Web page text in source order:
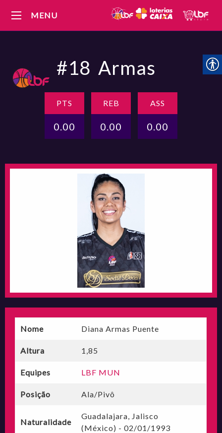
MENU
#18 Armas
PTS
0.00
REB
0.00
ASS
0.00
Nome Diana Armas Puente
Altura 1,85
Equipes LBF MUN
Posição Ala/Pivô
Naturalidade
Guadalajara, Jalisco
(México) - 02/01/1993